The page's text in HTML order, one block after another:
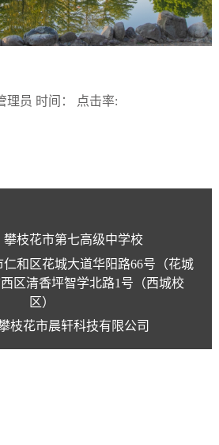
理员 时间： 点击率:
攀枝花市第七高级中学校
和区花城大道华阳路66号（花城
区清香坪智学北路1号（西城校
区）
枝花市晨轩科技有限公司